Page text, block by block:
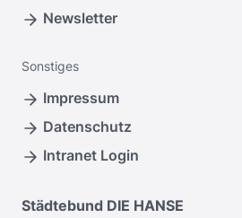
Newsletter
Sonstiges
Impressum
Datenschutz
Intranet Login
Städtebund DIE HANSE